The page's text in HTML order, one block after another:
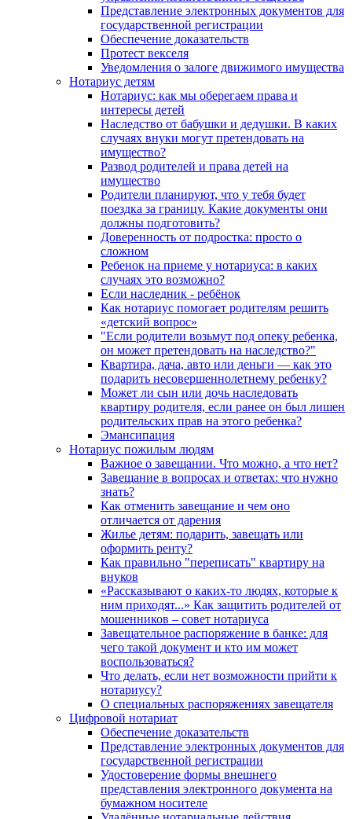
Представление электронных документов для
государственной регистрации
Обеспечение доказательств
Протест векселя
Уведомления о залоге движимого имущества
Нотариус детям
Нотариус: как мы оберегаем права и
интересы детей
Наследство от бабушки и дедушки. В каких
случаях внуки могут претендовать на
имущество?
Развод родителей и права детей на
имущество
Родители планируют, что у тебя будет
поездка за границу. Какие документы они
должны подготовить?
Доверенность от подростка: просто о
сложном
Ребенок на приеме у нотариуса: в каких
случаях это возможно?
Если наследник - ребёнок
Как нотариус помогает родителям решить
«детский вопрос»
"Если родители возьмут под опеку ребенка,
он может претендовать на наследство?"
Квартира, дача, авто или деньги — как это
подарить несовершеннолетнему ребенку?
Может ли сын или дочь наследовать
квартиру родителя, если ранее он был лишен
родительских прав на этого ребенка?
Эмансипация
Нотариус пожилым людям
Важное о завещании. Что можно, а что нет?
Завещание в вопросах и ответах: что нужно
знать?
Как отменить завещание и чем оно
отличается от дарения
Жилье детям: подарить, завещать или
оформить ренту?
Как правильно "переписать" квартиру на
внуков
«Рассказывают о каких-то людях, которые к
ним приходят...» Как защитить родителей от
мошенников – совет нотариуса
Завещательное распоряжение в банке: для
чего такой документ и кто им может
воспользоваться?
Что делать, если нет возможности прийти к
нотариусу?
О специальных распоряжениях завещателя
Цифровой нотариат
Обеспечение доказательств
Представление электронных документов для
государственной регистрации
Удостоверение формы внешнего
представления электронного документа на
бумажном носителе